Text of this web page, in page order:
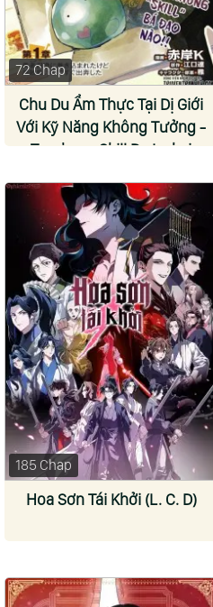
72 Chap
Chu Du Ẩm Thực Tại Dị Giới
Với Kỹ Năng Không Tưởng -
Tondemo Skill De Isekai
185 Chap
Hoa Sơn Tái Khởi (L. C. D)